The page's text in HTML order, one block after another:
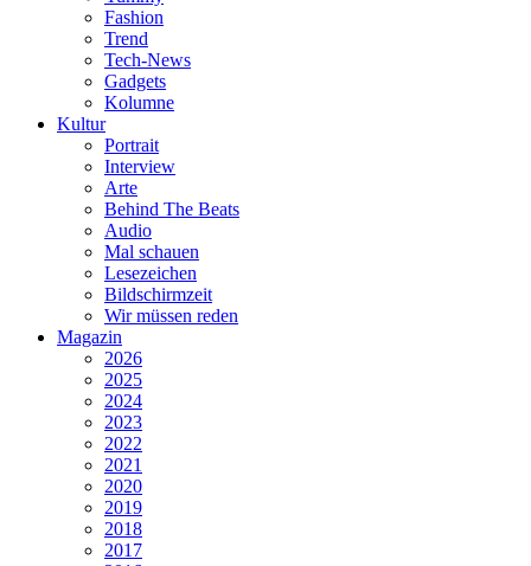
Fashion
Trend
Tech-News
Gadgets
Kolumne
Kultur
Portrait
Interview
Arte
Behind The Beats
Audio
Mal schauen
Lesezeichen
Bildschirmzeit
Wir müssen reden
Magazin
2026
2025
2024
2023
2022
2021
2020
2019
2018
2017